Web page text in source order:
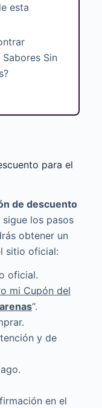
esta
Sin
para el
de descuento
sigue los pasos
obtener un
sitio oficial:
oficial.
mi Cupón del
“.
y de
en el